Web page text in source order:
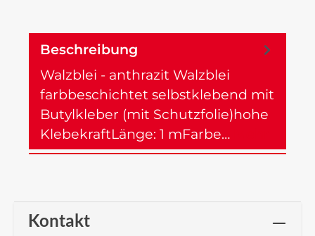
Beschreibung
Walzblei - anthrazit Walzblei
farbbeschichtet selbstklebend mit
Butylkleber (mit Schutzfolie)hohe
KlebekraftLänge: 1 mFarbe…
Kontakt